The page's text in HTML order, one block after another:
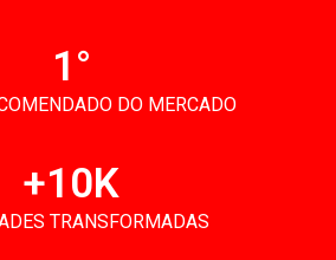
DO MERCADO
1°
TRANSFORMADAS
+10K